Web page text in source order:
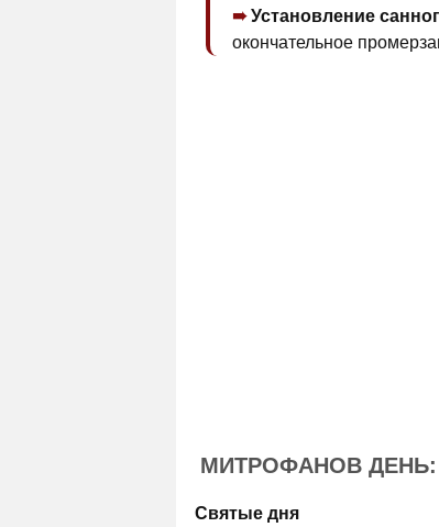
Установление
окончательное
МИТРОФАНОВ
Святые дня